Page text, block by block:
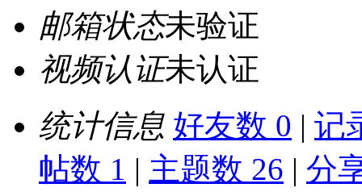
邮箱状态未验证
视频认证未认证
统计信息 好友数 0 | 记
帖数 1 | 主题数 26 | 分